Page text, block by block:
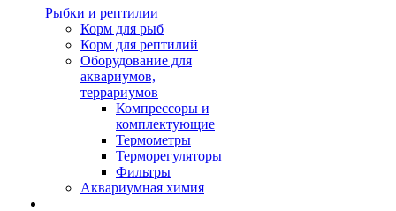
Рыбки и рептилии
Корм для рыб
Корм для рептилий
Оборудование для
аквариумов,
террариумов
Компрессоры и
комплектующие
Термометры
Терморегуляторы
Фильтры
Аквариумная химия